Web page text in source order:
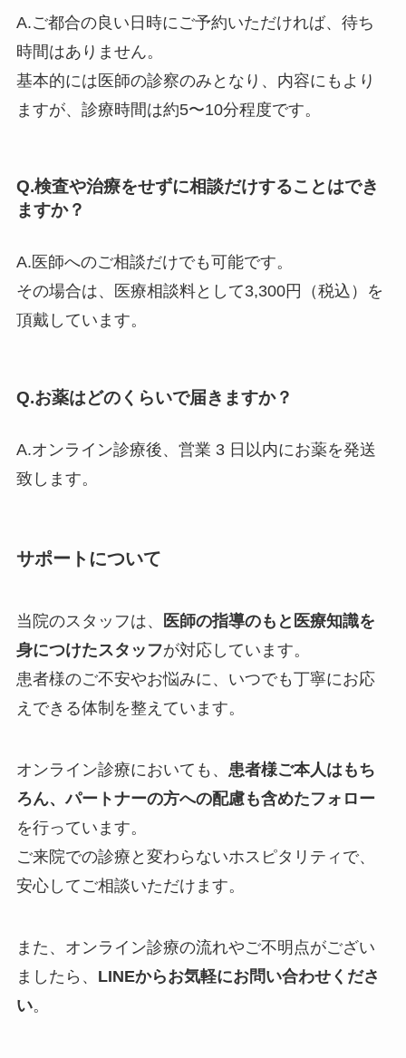
A.ご都合の良い日時にご予約いただければ、待ち
時間はありません。
基本的には医師の診察のみとなり、内容にもより
ますが、診療時間は約5〜10分程度です。
Q.検査や治療をせずに相談だけすることはでき
ますか？
A.医師へのご相談だけでも可能です。
その場合は、医療相談料として3,300円（税込）を
頂戴しています。
Q.お薬はどのくらいで届きますか？
A.オンライン診療後、営業 3 日以内にお薬を発送
致します。
サポートについて
当院のスタッフは、
医師の指導のもと医療知識を
身につけたスタッフが対応しています。
患者様のご不安やお悩みに、いつでも丁寧にお応
えできる体制を整えています。
オンライン診療においても、 患者様ご本人はもち
ろん、パートナーの方への配慮も含めたフォロー
を行っています。
ご来院での診療と変わらないホスピタリティで、
安心してご相談いただけます。
また、オンライン診療の流れやご不明点がござい
ましたら、 LINEからお気軽にお問い合わせくださ
い。